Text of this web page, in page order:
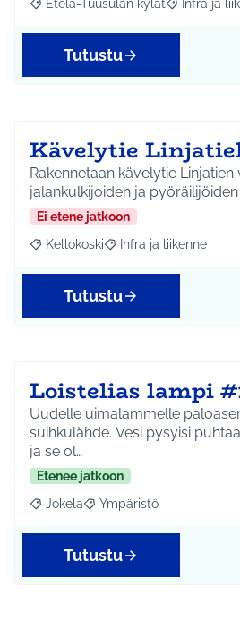
Rajaa tulokset aihepiirin mukaan:
Etelä-Tuusulan kylät RajaaInfra ja
Tutustu
Kävelytie
Rakennetaan kävelytie
jalankulkijoiden ja
Ei etene jatkoon
Rajaa tulokset aihepiirin mukaan:
Kellokoski Rajaa tulokset teeman
Infra ja liikenne
Tutustu
Loistelias lampi
Uudelle uimalammelle
suihkulähde. Vesi pysyisi
ja se ol…
Etenee jatkoon
Rajaa tulokset aihepiirin mukaan:
Jokela Rajaa tulokset teeman
Ympäristö
Tutustu